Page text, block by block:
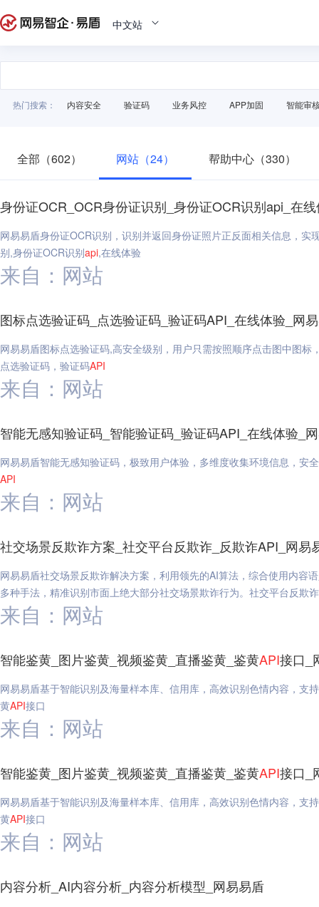
中文站
热门搜索： 内容安全 验证码 业务风控 APP加固 智能审
全部（602） 网站（24） 帮助中心（330）
身份证OCR_OCR身份证识别_身份证OCR识别api_在
网易易盾身份证OCR识别，识别并返回身份证照片正反面相关信息，
别,身份证OCR识别api,在线体验
来自：网站
图标点选验证码_点选验证码_验证码API_在线体验_网
网易易盾图标点选验证码,高安全级别，用户只需按照顺序点击图中图
点选验证码，验证码API
来自：网站
智能无感知验证码_智能验证码_验证码API_在线体验_
网易易盾智能无感知验证码，极致用户体验，多维度收集环境信息，
API
来自：网站
社交场景反欺诈方案_社交平台反欺诈_反欺诈API_网易
网易易盾社交场景反欺诈解决方案，利用领先的AI算法，综合使用内容
多种手法，精准识别市面上绝大部分社交场景欺诈行为。社交平台反欺
来自：网站
智能鉴黄_图片鉴黄_视频鉴黄_直播鉴黄_鉴黄API接口_
网易易盾基于智能识别及海量样本库、信用库，高效识别色情内容，
黄API接口
来自：网站
智能鉴黄_图片鉴黄_视频鉴黄_直播鉴黄_鉴黄API接口_
网易易盾基于智能识别及海量样本库、信用库，高效识别色情内容，
黄API接口
来自：网站
内容分析_AI内容分析_内容分析模型_网易易盾